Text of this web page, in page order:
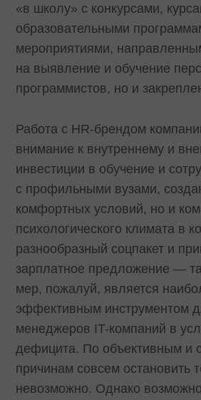
«в школу» с конкурсами,
образовательными
мероприятиями,
на выявление и обучение
программистов, но и
Работа с HR-брендом
внимание к внутреннему и
инвестиции в обучение и
с профильными вузами,
комфортных условий, но и
психологического климата в
разнообразный соцпакет и
зарплатное предложение —
мер, пожалуй, является
эффективным инструментом
менеджеров IT-компаний в
дефицита. По объективным и
причинам совсем остановить
невозможно. Однако